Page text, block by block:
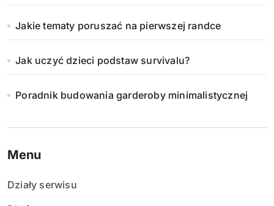
Jakie tematy poruszać na pierwszej randce
Jak uczyć dzieci podstaw survivalu?
Poradnik budowania garderoby minimalistycznej
Menu
Działy serwisu